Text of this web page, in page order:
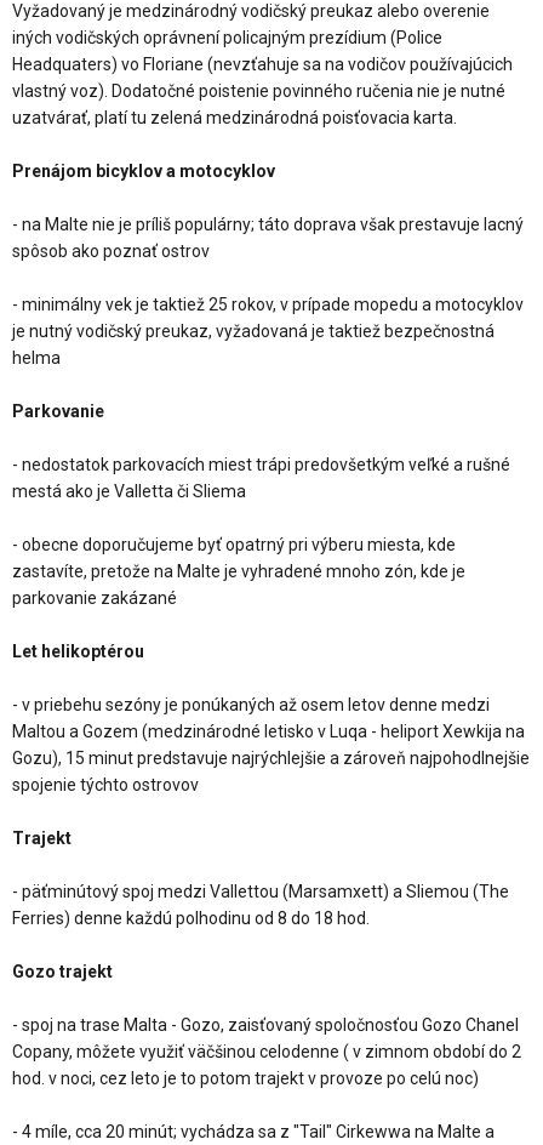
Vyžadovaný je medzinárodný vodičský preukaz alebo overenie
iných vodičských oprávnení policajným prezídium (Police
Headquaters) vo Floriane (nevzťahuje sa na vodičov používajúcich
vlastný voz). Dodatočné poistenie povinného ručenia nie je nutné
uzatvárať, platí tu zelená medzinárodná poisťovacia karta.
Prenájom bicyklov a motocyklov
- na Malte nie je príliš populárny; táto doprava však prestavuje lacný
spôsob ako poznať ostrov
- minimálny vek je taktiež 25 rokov, v prípade mopedu a motocyklov
je nutný vodičský preukaz, vyžadovaná je taktiež bezpečnostná
helma
Parkovanie
- nedostatok parkovacích miest trápi predovšetkým veľké a rušné
mestá ako je Valletta či Sliema
- obecne doporučujeme byť opatrný pri výberu miesta, kde
zastavíte, pretože na Malte je vyhradené mnoho zón, kde je
parkovanie zakázané
Let helikoptérou
- v priebehu sezóny je ponúkaných až osem letov denne medzi
Maltou a Gozem (medzinárodné letisko v Luqa - heliport Xewkija na
Gozu), 15 minut predstavuje najrýchlejšie a zároveň najpohodlnejšie
spojenie týchto ostrovov
Trajekt
- päťminútový spoj medzi Vallettou (Marsamxett) a Sliemou (The
Ferries) denne každú polhodinu od 8 do 18 hod.
Gozo trajekt
- spoj na trase Malta - Gozo, zaisťovaný spoločnosťou Gozo Chanel
Copany, môžete využiť väčšinou celodenne ( v zimnom období do 2
hod. v noci, cez leto je to potom trajekt v provoze po celú noc)
- 4 míle, cca 20 minút; vychádza sa z "Tail" Cirkewwa na Malte a